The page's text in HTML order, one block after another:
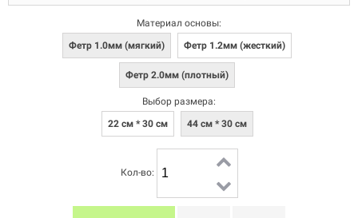
Материал основы:
Фетр 1.0мм (мягкий)
Фетр 1.2мм (жесткий)
Фетр 2.0мм (плотный)
Выбор размера:
22 см * 30 см
44 см * 30 см
Кол-во: